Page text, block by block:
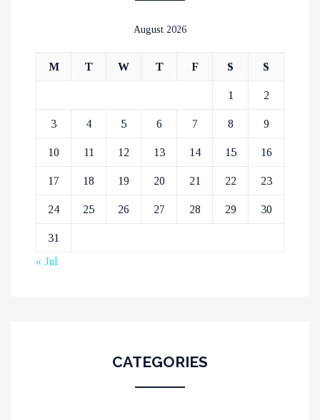
August 2026
M T W T F S S
1 2
3 4 5 6 7 8 9
10 11 12 13 14 15 16
17 18 19 20 21 22 23
24 25 26 27 28 29 30
31
« Jul
CATEGORIES